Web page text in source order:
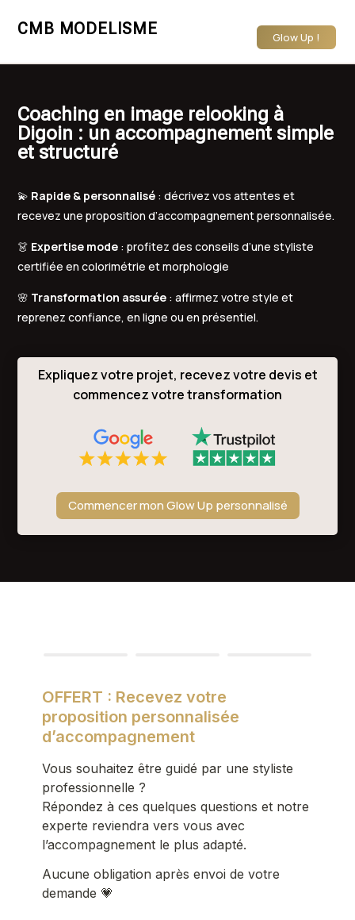
CMB MODELISME Glow Up !
Coaching en image relooking à
Digoin : un accompagnement simple
et structuré
💫 Rapide & personnalisé : décrivez vos attentes et
recevez une proposition d’accompagnement personnalisée.
👗 Expertise mode : profitez des conseils d’une styliste
certifiée en colorimétrie et morphologie
🌸 Transformation assurée : affirmez votre style et
reprenez confiance, en ligne ou en présentiel.
Expliquez votre projet, recevez votre devis et
commencez votre transformation
Commencer mon Glow Up personnalisé